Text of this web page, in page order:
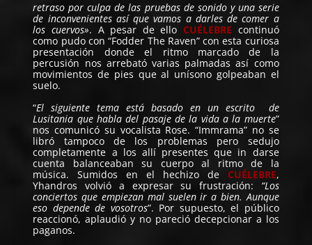
retraso por culpa de las pruebas de sonido y una serie
de inconvenientes así que vamos a darles de comer a
los cuervos». A pesar de ello CUÉLEBRE continuó
como pudo con “Fodder The Raven” con esta curiosa
presentación donde el ritmo marcado de la
percusión nos arrebató varias palmadas así como
movimientos de pies que al unísono golpeaban el
suelo.
“El siguiente tema está basado en un escrito de
Lusitania que habla del pasaje de la vida a la muerte”
nos comunicó su vocalista Rose. “Immrama” no se
libró tampoco de los problemas pero sedujo
completamente a los allí presentes que in darse
cuenta balanceaban su cuerpo al ritmo de la
música. Sumidos en el hechizo de CUÉLEBRE,
Yhandros volvió a expresar su frustración: “Los
conciertos que empiezan mal suelen ir a bien. Aunque
eso depende de vosotros”. Por supuesto, el público
reaccionó, aplaudió y no pareció decepcionar a los
paganos.